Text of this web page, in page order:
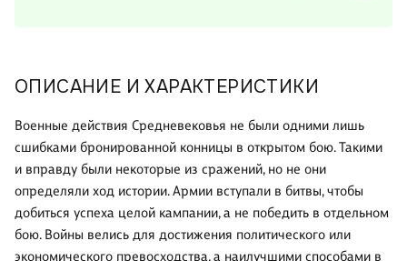
ОПИСАНИЕ И ХАРАКТЕРИСТИКИ
Военные действия Средневековья не были одними лишь
сшибками бронированной конницы в открытом бою. Такими
и вправду были некоторые из сражений, но не они
определяли ход истории. Армии вступали в битвы, чтобы
добиться успеха целой кампании, а не победить в отдельном
бою. Войны велись для достижения политического или
экономического превосходства, а наилучшими способами в